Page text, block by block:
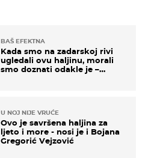
BAŠ EFEKTNA
Kada smo na zadarskoj rivi
ugledali ovu haljinu, morali
smo doznati odakle je –
U NOJ NIJE VRUĆE
Ovo je savršena haljina za
ljeto i more - nosi je i Bojana
Gregorić Vejzović